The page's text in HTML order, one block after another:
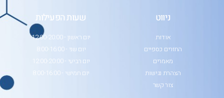
ניווט
אודות
החזרים כספיים
מאמרים
הצהרת נגישות
צור קשר
שעות הפעילות
יום ראשון - 12:00-20:00
יום שני - 8:00-16:00
יום רביעי - 12:00-20:00
יום חמישי - 8:00-16:00